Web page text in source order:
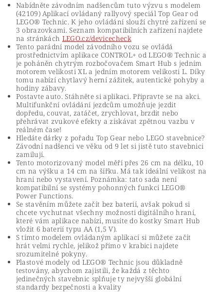
Nabídněte závodním nadšencům tuto výzvu s modelem
(42109) Aplikací ovládaný rallyový speciál Top Gear od
LEGO® Technic. K jeho ovládání slouží chytré zařízení se
3 obrazovkami. Seznam kompatibilních zařízení najdete
na stránkách LEGO.cz/devicecheck
Tento parádní model závodního vozu se ovládá
prostřednictvím aplikace CONTROL+ od LEGO® Technic a
je poháněn chytrým rozbočovačem Smart Hub s jedním
motorem velikosti XL a jedním motorem velikosti L. Díky
tomu nabízí chytlavý herní zážitek, autentické pohyby a
hodiny zábavy.
Postavte auto. Stáhněte si aplikaci. Připravte se na akci.
Multifunkční ovládání jezdcům umožňuje jezdit
dopředu, couvat, zatáčet, zrychlovat, brzdit nebo
přehrávat zvukové efekty a získávat zpětnou vazbu v
reálném čase!
Hledáte dárky z pořadu Top Gear nebo LEGO stavebnice?
Závodní nadšenci ve věku od 9 let si jistě tuto stavebnici
zamilují.
Tento motorizovaný model měří přes 26 cm na délku, 10
cm na výšku a 14 cm na šířku. Má tak ideální velikost na
hraní nebo vystavení. Poznámka: tato sada není
kompatibilní se systémy pohonných funkcí LEGO®
Power Functions.
Se stavěním můžete začít bez baterií, avšak pokud si
chcete vychutnat všechny možnosti digitálního hraní,
které vám aplikace nabízí, musíte do kostky Smart Hub
vložit 6 baterií typu AA (1,5 V).
S tímto modelem ovládaným aplikací si můžete začít
hrát velmi rychle, jelikož přímo v krabici najdete
srozumitelné pokyny.
Plastové modely od LEGO® Technic jsou důkladně
testovány, abychom zajistili, že každá z těchto
jedinečných stavebnic splňuje ty nejvyšší globální
standardy bezpečnosti a kvality